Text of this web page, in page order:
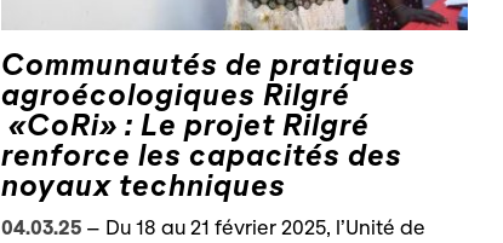
Communautés de pratiques
agroécologiques Rilgré
«CoRi» : Le projet Rilgré
renforce les capacités des
noyaux techniques
04.03.25 – Du 18 au 21 février 2025, l’Unité de